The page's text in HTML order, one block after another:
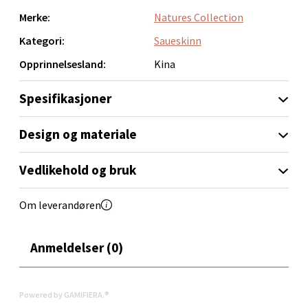
Merke:
Natures Collection
Kategori:
Saueskinn
Opprinnelsesland:
Kina
Spesifikasjoner
Design og materiale
Vedlikehold og bruk
Om leverandøren
Anmeldelser (0)
Powered by GAMIFIERA.®
Narvik - Thon Senter Malmporten
Bolagsgata 1, 8514 Narvik
Bergen - Oasen Senter